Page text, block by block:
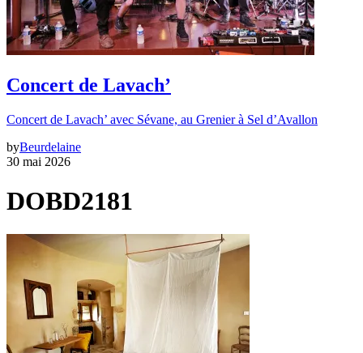
Concert de Lavach’
Concert de Lavach’ avec Sévane, au Grenier à Sel d’Avallon
byBeurdelaine
30 mai 2026
DOBD2181